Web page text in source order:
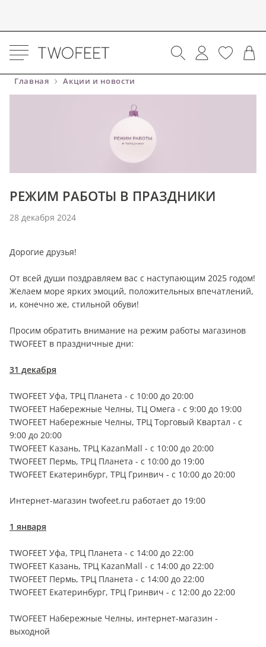
Главная Акции и новости
РЕЖИМ РАБОТЫ В ПРАЗДНИКИ
28 декабря 2024
Дорогие друзья!
От всей души поздравляем вас с наступающим 2025 годом!
Желаем море ярких эмоций, положительных впечатлений,
и, конечно же, стильной обуви!
Просим обратить внимание на режим работы магазинов
TWOFEET в праздничные дни:
31 декабря
TWOFEET Уфа, ТРЦ Планета - с 10:00 до 20:00
TWOFEET Набережные Челны, ТЦ Омега - с 9:00 до 19:00
TWOFEET Набережные Челны, ТРЦ Торговый Квартал - с
9:00 до 20:00
TWOFEET Казань, ТРЦ KazanMall - с 10:00 до 20:00
TWOFEET Пермь, ТРЦ Планета - с 10:00 до 19:00
TWOFEET Екатеринбург, ТРЦ Гринвич - с 10:00 до 20:00
Интернет-магазин twofeet.ru работает до 19:00
1 января
TWOFEET Уфа, ТРЦ Планета - с 14:00 до 22:00
TWOFEET Казань, ТРЦ KazanMall - с 14:00 до 22:00
TWOFEET Пермь, ТРЦ Планета - с 14:00 до 22:00
TWOFEET Екатеринбург, ТРЦ Гринвич - с 12:00 до 22:00
TWOFEET Набережные Челны, интернет-магазин -
выходной